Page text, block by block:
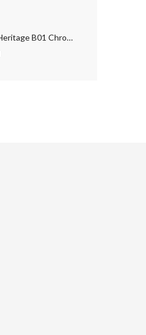
Superocean Heritage B01 Chronograph 42